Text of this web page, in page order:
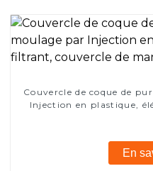
Couvercle de coque de
Injection en plastique,
En